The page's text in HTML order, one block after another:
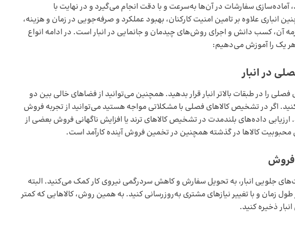
آماده‌سازی سفارشات در آن‌ها به‌سرعت و با دقت انجام می‌گیرد و در نهایت با
انباری علاوه بر تامین امنیت کارکنان، بهبود عملکرد و صرفه‌جویی در زمان و هزینه،
آن، کسب دانش و اجرای روش‌های چیدمان و جانمایی در انبار است. در ادامه انواع
یک را آموزش می‌دهیم:
در انبار
را در طبقات بالاتر انبار قرار بدهید. همچنین می‌توانید از فضاهای خالی بین دو
اگر در تشخیص کالاهای فصلی با مشکلاتی مواجه هستید می‌توانید از تجربه فروش
داده‌های بلندمدت در تشخیص کالاهای ترند یا افزایش ناگهانی فروش بعضی از
کالاها در گذشته همچنین در تخمین فروش آینده کارآمد است.
فروش
جلویی انبار، به تحویل سفارش و کاهش سردرگمی نیروی کار کمک می‌کنید. البته
زمان و با تغییر نیازهای مشتری به‌روزرسانی کنید. به همین روش، کالاهایی که کمتر
ذخیره کنید.